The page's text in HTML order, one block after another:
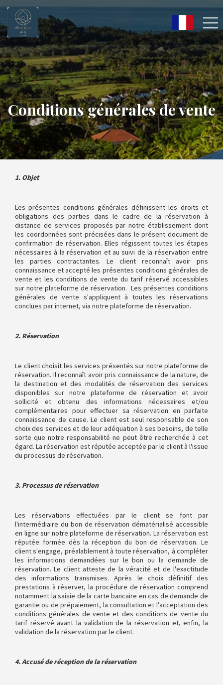
Conditions générales de vente
1. Objet
Les présentes conditions générales définissent les droits et
obligations des parties dans le cadre de la réservation à
distance de services proposés par notre établissement dont
les coordonnées sont précisées dans le présent document de
confirmation de réservation. Elles régissent toutes les étapes
nécessaires à la réservation et au suivi de la réservation entre
les parties contractantes. Le client reconnaît avoir pris
connaissance et accepté les présentes conditions générales de
vente et les conditions de vente du tarif réservé accessibles
sur notre plateforme de réservation. Les présentes conditions
générales de vente s'appliquent à toutes les réservations
conclues par internet, via notre plateforme de réservation.
2. Réservation
Le client choisit les services présentés sur notre plateforme de
réservation. Il reconnaît avoir pris connaissance de la nature, de
la destination et des modalités de réservation des services
disponibles sur notre plateforme de réservation et avoir
sollicité et obtenu des informations nécessaires et/ou
complémentaires pour effectuer sa réservation en parfaite
connaissance de cause. Le client est seul responsable de son
choix des services et de leur adéquation à ses besoins, de telle
sorte que notre responsabilité ne peut être recherchée à cet
égard. La réservation est réputée acceptée par le client à l'issue
du processus de réservation.
3. Processus de réservation
Les réservations effectuées par le client se font par
l'intermédiaire du bon de réservation dématérialisé accessible
en ligne sur notre plateforme de réservation. La réservation est
réputée formée dès la réception du bon de réservation. Le
client s'engage, préalablement à toute réservation, à compléter
les informations demandées sur le bon ou la demande de
réservation. Le client atteste de la véracité et de l'exactitude
des informations transmises. Après le choix définitif des
prestations à réserver, la procédure de réservation comprend
notamment la saisie de la carte bancaire en cas de demande de
garantie ou de prépaiement, la consultation et l’acceptation des
conditions générales de vente et des conditions de vente du
tarif réservé avant la validation de la réservation et, enfin, la
validation de la réservation par le client.
4. Accusé de réception de la réservation